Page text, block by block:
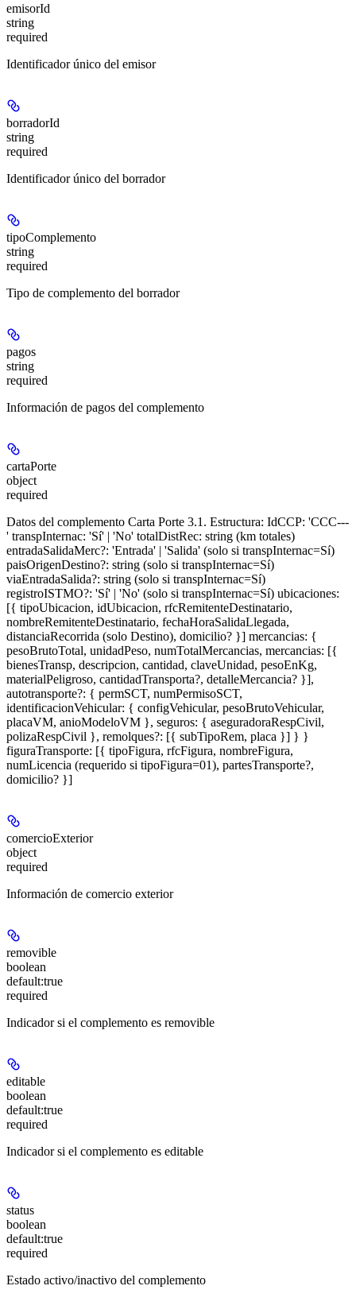
emisorId
string
required
Identificador único del emisor
borradorId
string
required
Identificador único del borrador
tipoComplemento
string
required
Tipo de complemento del borrador
pagos
string
required
Información de pagos del complemento
cartaPorte
object
required
Datos del complemento Carta Porte 3.1. Estructura: IdCCP: 'CCC---
' transpInternac: 'Sí' | 'No' totalDistRec: string (km totales)
entradaSalidaMerc?: 'Entrada' | 'Salida' (solo si transpInternac=Sí)
paisOrigenDestino?: string (solo si transpInternac=Sí)
viaEntradaSalida?: string (solo si transpInternac=Sí)
registroISTMO?: 'Sí' | 'No' (solo si transpInternac=Sí) ubicaciones:
[{ tipoUbicacion, idUbicacion, rfcRemitenteDestinatario,
nombreRemitenteDestinatario, fechaHoraSalidaLlegada,
distanciaRecorrida (solo Destino), domicilio? }] mercancias: {
pesoBrutoTotal, unidadPeso, numTotalMercancias, mercancias: [{
bienesTransp, descripcion, cantidad, claveUnidad, pesoEnKg,
materialPeligroso, cantidadTransporta?, detalleMercancia? }],
autotransporte?: { permSCT, numPermisoSCT,
identificacionVehicular: { configVehicular, pesoBrutoVehicular,
placaVM, anioModeloVM }, seguros: { aseguradoraRespCivil,
polizaRespCivil }, remolques?: [{ subTipoRem, placa }] } }
figuraTransporte: [{ tipoFigura, rfcFigura, nombreFigura,
numLicencia (requerido si tipoFigura=01), partesTransporte?,
domicilio? }]
comercioExterior
object
required
Información de comercio exterior
removible
boolean
default:true
required
Indicador si el complemento es removible
editable
boolean
default:true
required
Indicador si el complemento es editable
status
boolean
default:true
required
Estado activo/inactivo del complemento